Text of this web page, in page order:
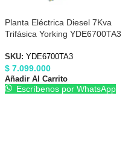
Planta Eléctrica Diesel 7Kva
Trifásica Yorking YDE6700TA3
SKU: YDE6700TA3
$ 7.099.000
Añadir Al Carrito
Escríbenos por WhatsApp